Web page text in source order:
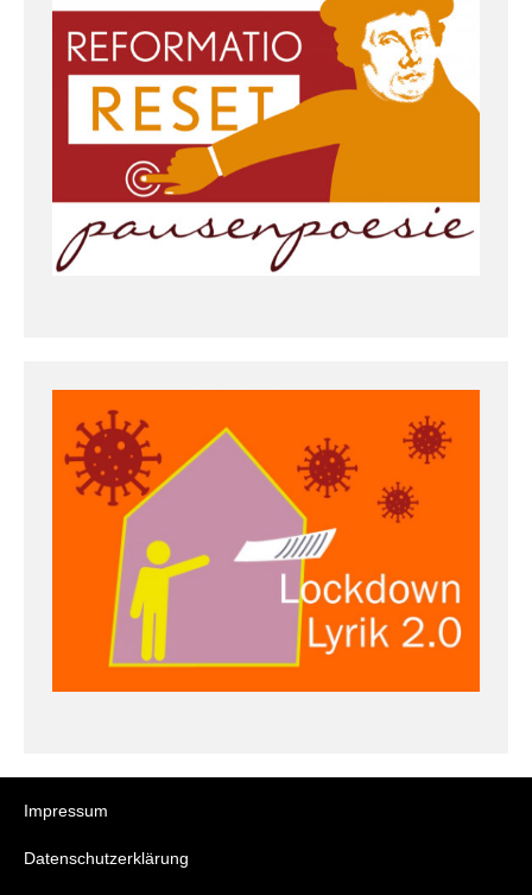
Impressum
Datenschutzerklärung